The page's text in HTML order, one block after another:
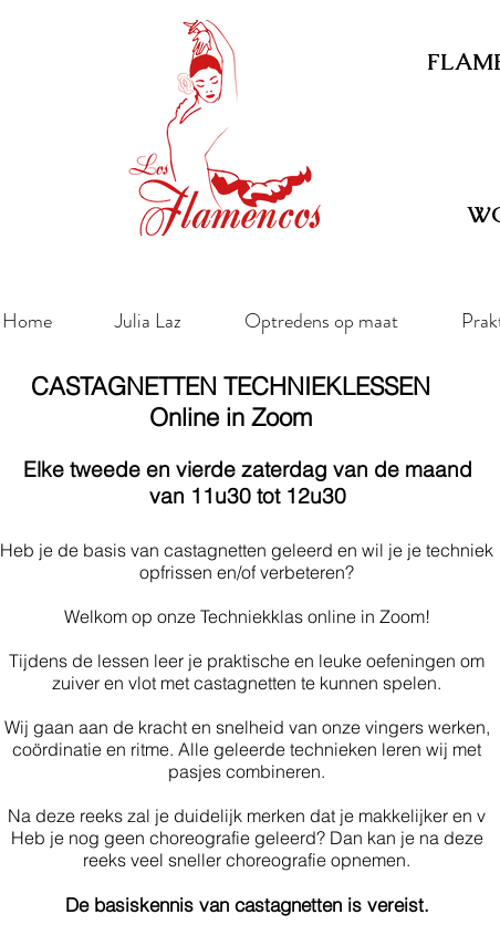
Home Julia Laz Optredens op maat
CASTAGNETTEN TECHNIEKLESSEN
Online in Zoom
Elke tweede en vierde zaterdag van de maand
van 11u30 tot 12u30
Heb je de basis van castagnetten geleerd en wil je je techniek
opfrissen en/of verbeteren?
Welkom op onze Techniekklas online in Zoom!
Tijdens de lessen leer je praktische en leuke oefeningen om
zuiver en vlot met castagnetten te kunnen spelen.
Wij gaan aan de kracht en snelheid van onze vingers werken,
coördinatie en ritme. Alle geleerde technieken leren wij met
pasjes combineren.
Na deze reeks zal je duidelijk merken dat je makkelijker en v
Heb je nog geen choreografie geleerd? Dan kan je na deze
reeks veel sneller choreografie opnemen.
De basiskennis van castagnetten is vereist.